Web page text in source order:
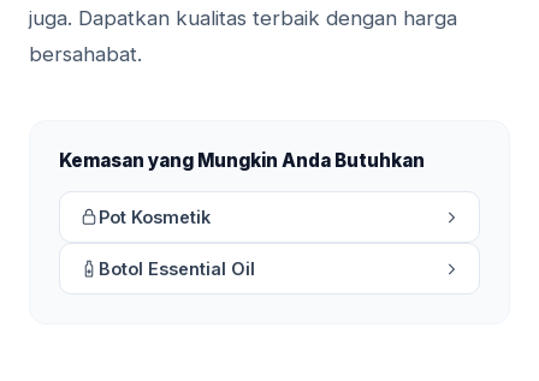
juga. Dapatkan kualitas terbaik dengan harga
bersahabat.
Kemasan yang Mungkin Anda Butuhkan
Pot Kosmetik
Botol Essential Oil